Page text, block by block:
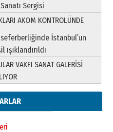
Sergisi
AKOM KONTROLÜNDE
seferberliğinde İstanbul’un
VAKFI SANAT GALERİSİ
Şirin’e